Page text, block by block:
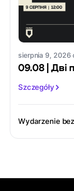
sierpnia 9, 2026
09.08 | Дві
Szczegóły
Wydarzenie